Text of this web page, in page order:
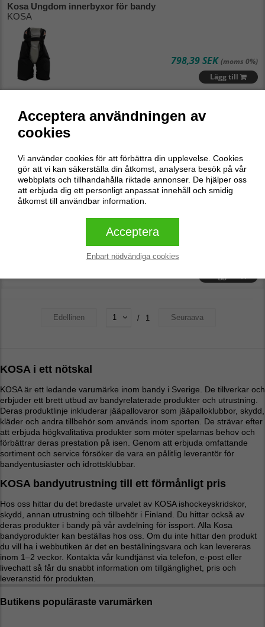
Acceptera användningen av
cookies
Vi använder cookies för att förbättra din upplevelse. Cookies
gör att vi kan säkerställa din åtkomst, analysera besök på vår
webbplats och tillhandahålla riktade annonser. De hjälper oss
att erbjuda dig ett personligt anpassat innehåll och smidig
åtkomst till användbar information.
Acceptera
Enbart nödvändiga cookies
Kosa Ungdom innerbyxor för bandy
KOSA
798,39 SEK(moms 0%)
Lägg till
KOSA
841,94 SEK(moms 0%)
Lägg till
Kosa överdragsbyxor för bandy
668,00 SEK
Edellinen / 1 Seuraava
KOSA i ett nötskal
KOSA är ett ledande varumärke inom bandy i Sverige. De tillverkar och
erbjuder ett brett utbud av bandyrelaterade produkter och utrustning.
Deras produktlinje inkluderar jääpallovaror som jääpalloklubbor, skydd,
kläder och andra tillbehör som används inom sporten. De strävar efter
att erbjuda högkvalitativa produkter som möter spelarnas behov och
förbättrar deras prestation på isen. Genom att erbjuda omfattande
sortiment och service försöker de vara en pålitlig leverantör för
bandyentusiaster och idrottsklubbar.
KOSA bandyutrustning till ett förmånligt pris
Hos oss hittar du det bredaste urvalet av KOSA ishockeyskridskor,
skydd, annan utrustning och tillbehör i Finland. Du hittar också av
deras produkter i bandy på vår avdelning för issport. Alla Kosa
bandyprodukter kan beställas hos oss. Om du inte hittar den produkt
du vill ha i webbutiken är det en beställningsvara och kan levereras
inom 1–2 veckor. Kontakta vår kundtjänst via telefon, e-post eller
livechatt så får du snabbt information om tillgänglighet, pris och
leveranstid för produkten.
Butikens populäraste varumärken